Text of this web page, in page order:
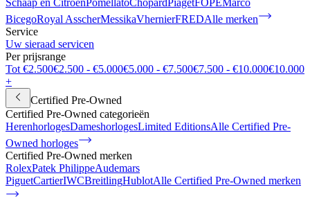
Schaap en CitroenPomellatoChopardPiagetFOPEMarco
BicegoRoyal AsscherMessikaVhernierFREDAlle merken
Service
Uw sieraad servicen
Per prijsrange
Tot €2.500€2.500 - €5.000€5.000 - €7.500€7.500 - €10.000€10.000
+
Certified Pre-Owned
Certified Pre-Owned categorieën
HerenhorlogesDameshorlogesLimited EditionsAlle Certified Pre-
Owned horloges
Certified Pre-Owned merken
RolexPatek PhilippeAudemars
PiguetCartierIWCBreitlingHublotAlle Certified Pre-Owned merken